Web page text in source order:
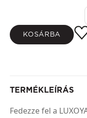
KOSÁRBA
TERMÉKLEÍRÁS
Fedezze fel a